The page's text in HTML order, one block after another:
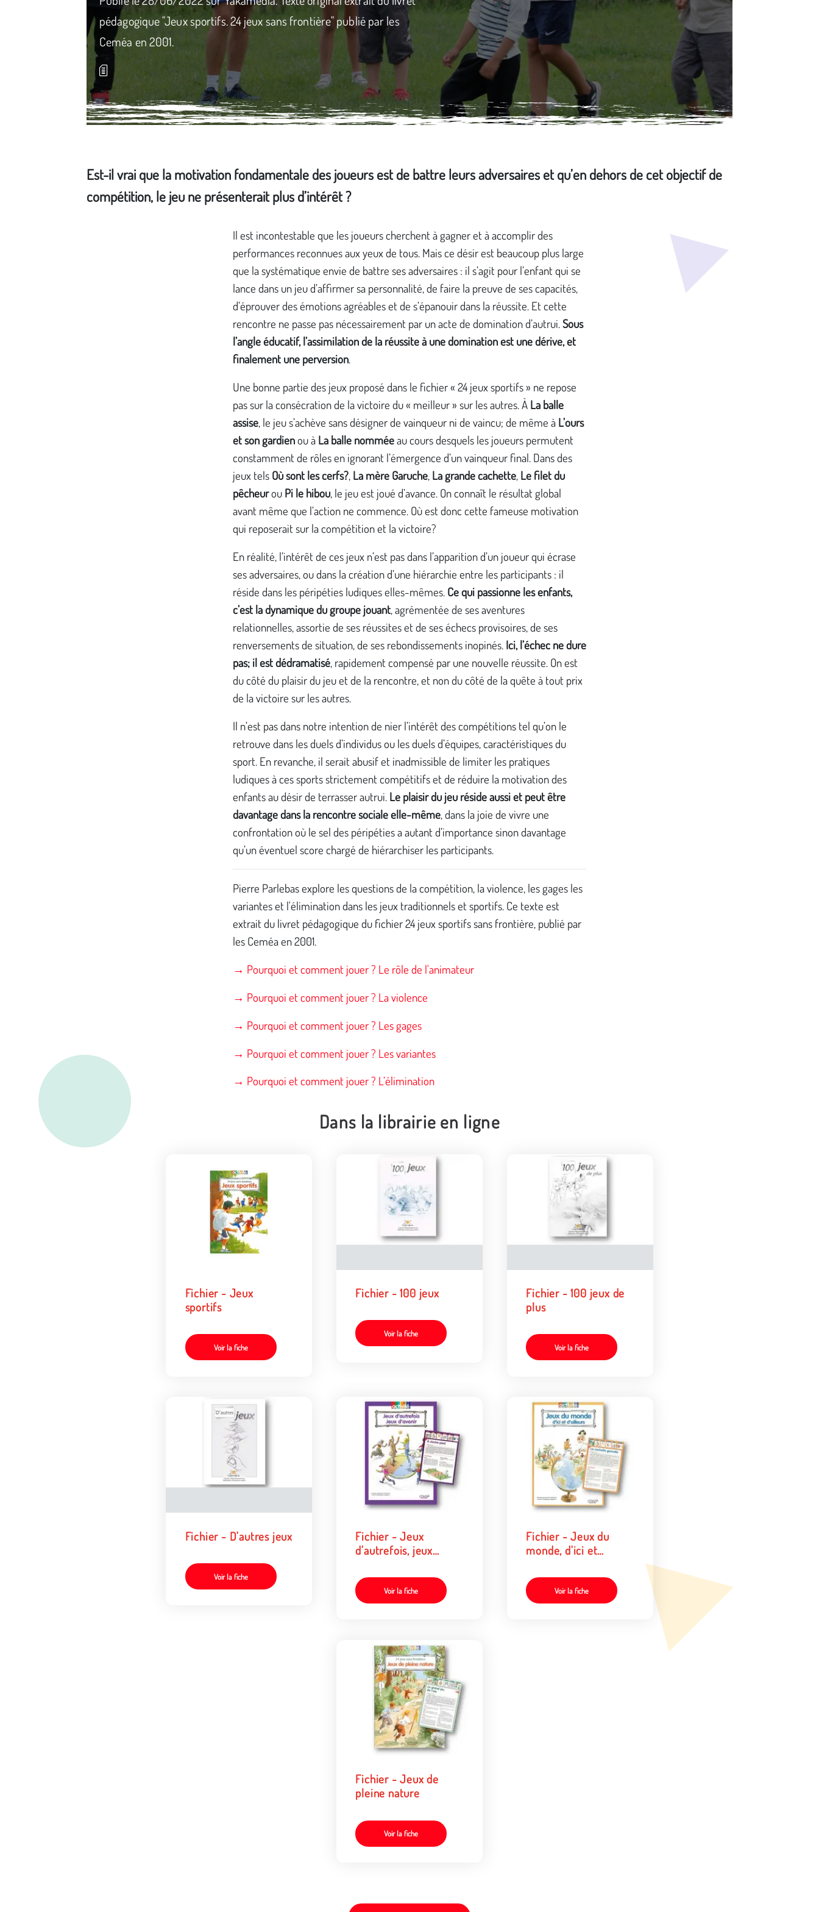
pédagogique "Jeux sportifs. 24 jeux sans frontière" publié par les
Ceméa en 2001.
Est-il vrai que la motivation fondamentale des joueurs est de battre leurs adversaires et qu’en dehors de cet objectif de
compétition, le jeu ne présenterait plus d’intérêt ?
Il est incontestable que les joueurs cherchent à gagner et à accomplir des
performances reconnues aux yeux de tous. Mais ce désir est beaucoup plus large
que la systématique envie de battre ses adversaires : il s’agit pour l’enfant qui se
lance dans un jeu d’affirmer sa personnalité, de faire la preuve de ses capacités,
d’éprouver des émotions agréables et de s’épanouir dans la réussite. Et cette
rencontre ne passe pas nécessairement par un acte de domination d’autrui.Sous
l’angle éducatif, l’assimilation de la réussite à une domination est une dérive, et
finalement une perversion.
Une bonne partie des jeux proposé dans le fichier « 24 jeux sportifs » ne repose
pas sur la consécration de la victoire du « meilleur » sur les autres. À La balle
assise, le jeu s’achève sans désigner de vainqueur ni de vaincu; de même à L’ours
et son gardienou à La balle nomméeau cours desquels les joueurs permutent
constamment de rôles en ignorant l’émergence d’un vainqueur final. Dans des
jeux tels Où sont les cerfs?, La mère Garuche, La grande cachette, Le filet du
pêcheurou Pi le hibou, le jeu est joué d’avance. On connaît le résultat global
avant même que l’action ne commence. Où est donc cette fameuse motivation
qui reposerait sur la compétition et la victoire?
En réalité, l’intérêt de ces jeux n’est pas dans l’apparition d’un joueur qui écrase
ses adversaires, ou dans la création d’une hiérarchie entre les participants : il
réside dans les péripéties ludiques elles-mêmes. Ce qui passionne les enfants,
c’est la dynamique du groupe jouant, agrémentée de ses aventures
relationnelles, assortie de ses réussites et de ses échecs provisoires, de ses
renversements de situation, de ses rebondissements inopinés. Ici, l’échec ne dure
pas; il est dédramatisé, rapidement compensé par une nouvelle réussite. On est
du côté du plaisir du jeu et de la rencontre, et non du côté de la quête à tout prix
de la victoire sur les autres.
Il n’est pas dans notre intention de nier l’intérêt des compétitions tel qu’on le
retrouve dans les duels d’individus ou les duels d’équipes, caractéristiques du
sport. En revanche, il serait abusif et inadmissible de limiter les pratiques
ludiques à ces sports strictement compétitifs et de réduire la motivation des
enfants au désir de terrasser autrui. Le plaisir du jeu réside aussi et peut être
davantage dans la rencontre sociale elle-même, dans la joie de vivre une
confrontation où le sel des péripéties a autant d’importance sinon davantage
qu’un éventuel score chargé de hiérarchiser les participants.
Pierre Parlebas explore les questions de la compétition, la violence, les gages les
variantes et l'élimination dans les jeux traditionnels et sportifs. Ce texte est
extrait du livret pédagogique du fichier 24 jeux sportifs sans frontière, publié par
les Ceméa en 2001.
→ Pourquoi et comment jouer ? Le rôle de l'animateur
→ Pourquoi et comment jouer ? La violence
→ Pourquoi et comment jouer ? Les gages
→ Pourquoi et comment jouer ? Les variantes
→ Pourquoi et comment jouer ? L’élimination
Dans la librairie en ligne
Fichier - Jeux
sportifs
Voir la fiche
Fichier - 100 jeux
Voir la fiche
Fichier - 100 jeux de
plus
Voir la fiche
Fichier - D'autres jeux
Voir la fiche
Fichier - Jeux
d'autrefois, jeux
Voir la fiche
Fichier - Jeux du
monde, d'ici et
Voir la fiche
Fichier - Jeux de
pleine nature
Voir la fiche